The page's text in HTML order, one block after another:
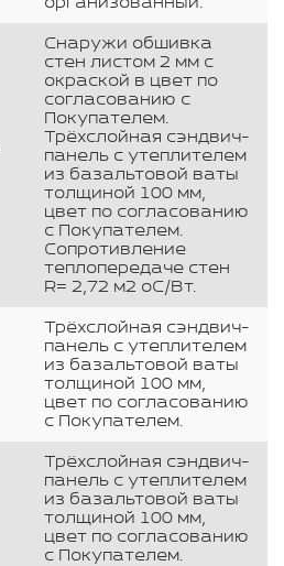
Снаружи обшивка
стен листом 2 мм с
окраской в цвет по
согласованию с
Покупателем.
Трёхслойная сэндвич-
панель с утеплителем
из базальтовой ваты
толщиной 100 мм,
цвет по согласованию
с Покупателем.
Сопротивление
теплопередаче стен
R= 2,72 м2 оС/Вт.
Трёхслойная сэндвич-
панель с утеплителем
из базальтовой ваты
толщиной 100 мм,
цвет по согласованию
с Покупателем.
Трёхслойная сэндвич-
панель с утеплителем
из базальтовой ваты
толщиной 100 мм,
цвет по согласованию
с Покупателем.